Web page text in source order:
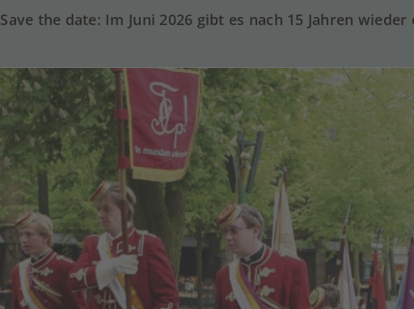
Save the date: Im Juni 2026 gibt es nach 15 Jahren